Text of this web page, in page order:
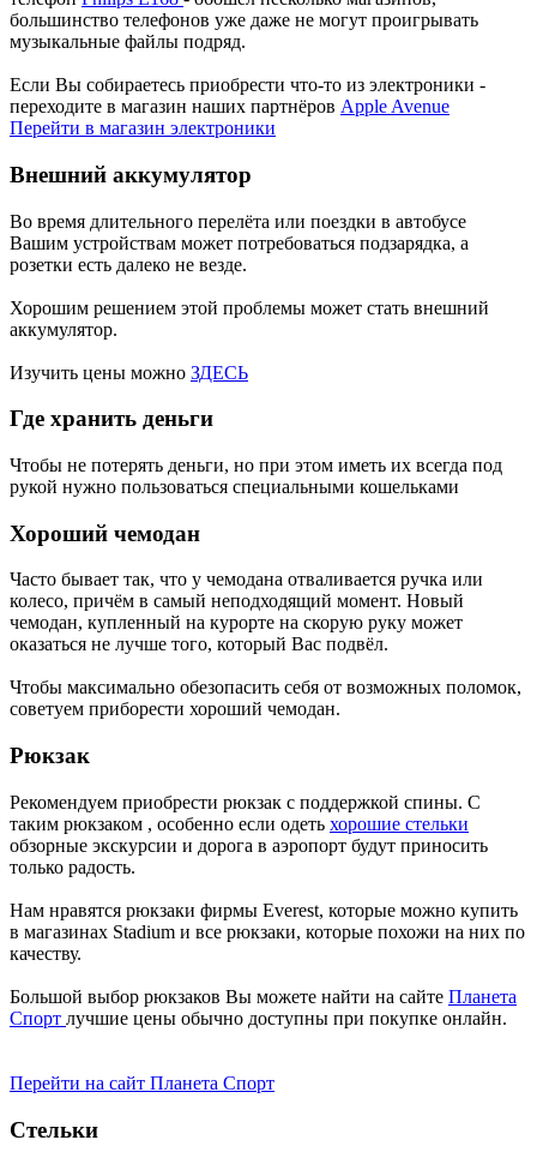
большинство телефонов уже даже не могут проигрывать
музыкальные файлы подряд.
Если Вы собираетесь приобрести что-то из электроники -
переходите в магазин наших партнёров Apple Avenue
Перейти в магазин электроники
Внешний аккумулятор
Во время длительного перелёта или поездки в автобусе
Вашим устройствам может потребоваться подзарядка, а
розетки есть далеко не везде.
Хорошим решением этой проблемы может стать внешний
аккумулятор.
Изучить цены можно ЗДЕСЬ
Где хранить деньги
Чтобы не потерять деньги, но при этом иметь их всегда под
рукой нужно пользоваться специальными кошельками
Хороший чемодан
Часто бывает так, что у чемодана отваливается ручка или
колесо, причём в самый неподходящий момент. Новый
чемодан, купленный на курорте на скорую руку может
оказаться не лучше того, который Вас подвёл.
Чтобы максимально обезопасить себя от возможных поломок,
советуем приборести хороший чемодан.
Рюкзак
Рекомендуем приобрести рюкзак с поддержкой спины. С
таким рюкзаком , особенно если одеть хорошие стельки
обзорные экскурсии и дорога в аэропорт будут приносить
только радость.
Нам нравятся рюкзаки фирмы Everest, которые можно купить
в магазинах Stadium и все рюкзаки, которые похожи на них по
качеству.
Большой выбор рюкзаков Вы можете найти на сайте Планета
Спорт лучшие цены обычно доступны при покупке онлайн.
Перейти на сайт Планета Спорт
Стельки